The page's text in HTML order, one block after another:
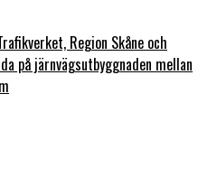
Region Skåne och
på järnvägsutbyggnaden mellan